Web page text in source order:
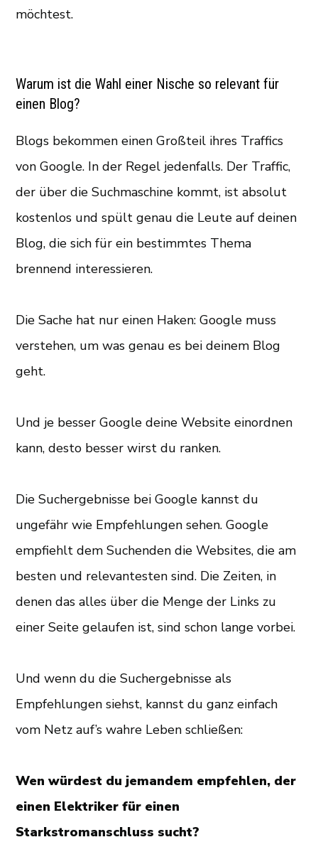
möchtest.
Warum ist die Wahl einer Nische so relevant für
einen Blog?
Blogs bekommen einen Großteil ihres Traffics
von Google. In der Regel jedenfalls. Der Traffic,
der über die Suchmaschine kommt, ist absolut
kostenlos und spült genau die Leute auf deinen
Blog, die sich für ein bestimmtes Thema
brennend interessieren.
Die Sache hat nur einen Haken: Google muss
verstehen, um was genau es bei deinem Blog
geht.
Und je besser Google deine Website einordnen
kann, desto besser wirst du ranken.
Die Suchergebnisse bei Google kannst du
ungefähr wie Empfehlungen sehen. Google
empfiehlt dem Suchenden die Websites, die am
besten und relevantesten sind. Die Zeiten, in
denen das alles über die Menge der Links zu
einer Seite gelaufen ist, sind schon lange vorbei.
Und wenn du die Suchergebnisse als
Empfehlungen siehst, kannst du ganz einfach
vom Netz auf’s wahre Leben schließen:
Wen würdest du jemandem empfehlen, der
einen Elektriker für einen
Starkstromanschluss sucht?